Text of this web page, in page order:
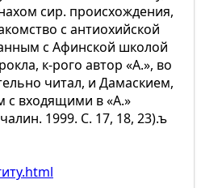
сир. происхождения,
с антиохийской
с Афинской школой
к-рого автор «А.», во
читал, и Дамаскием,
с входящими в «А.»
1999. С. 17, 18, 23).ъ